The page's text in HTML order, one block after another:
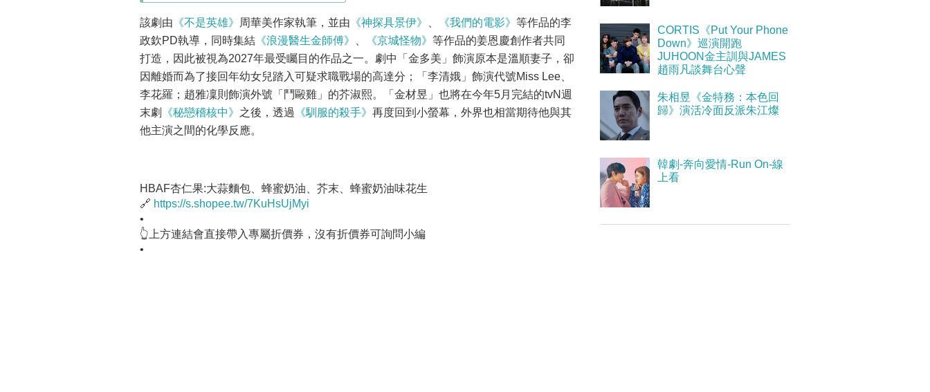
該劇由 《不是英雄》 周華美作家執筆，並由 《神探具景伊》 《我們的電影》 等作品的李
政欽PD執導，同時集結 《浪漫醫生金師傅》 《京城怪物》 等作品的姜恩慶創作者共同
打造，因此被視為2027年最受矚目的作品之一。劇中「金多美」飾演原本是溫順妻子，卻
因離婚而為了接回年幼女兒踏入可疑求職戰場的高達分；「李清娥」飾演代號Miss Lee、
李花羅；趙雅凜則飾演外號「鬥毆雞」的芥淑熙。「金材昱」也將在今年5月完結的tvN週
末劇
《秘戀稽核中》 之後，透過 《馴服的殺手》 再度回到小螢幕，外界也相當期待他與其
他主演之間的化學反應。
HBAF杏仁果:大蒜麵包、蜂蜜奶油、芥末、蜂蜜奶油味花生
🔗 https://s.shopee.tw/7KuHsUjMyi
•
👆上方連結會直接帶入專屬折價券，沒有折價券可詢問小編
•
CORTIS《Put Your Phone
Down》巡演開跑
JUHOON金主訓與JAMES
趙雨凡談舞台心聲
朱相昱《金特務：本色回
歸》演活冷面反派朱江燦
韓劇-奔向愛情-Run On-線
上看